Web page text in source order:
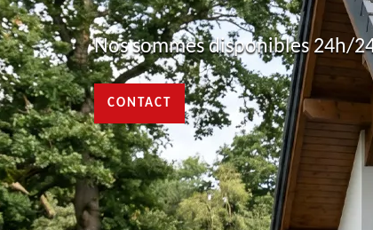
Nos sommes disponibles 24h/
CONTACT